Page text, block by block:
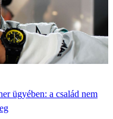
ügyében: a család nem